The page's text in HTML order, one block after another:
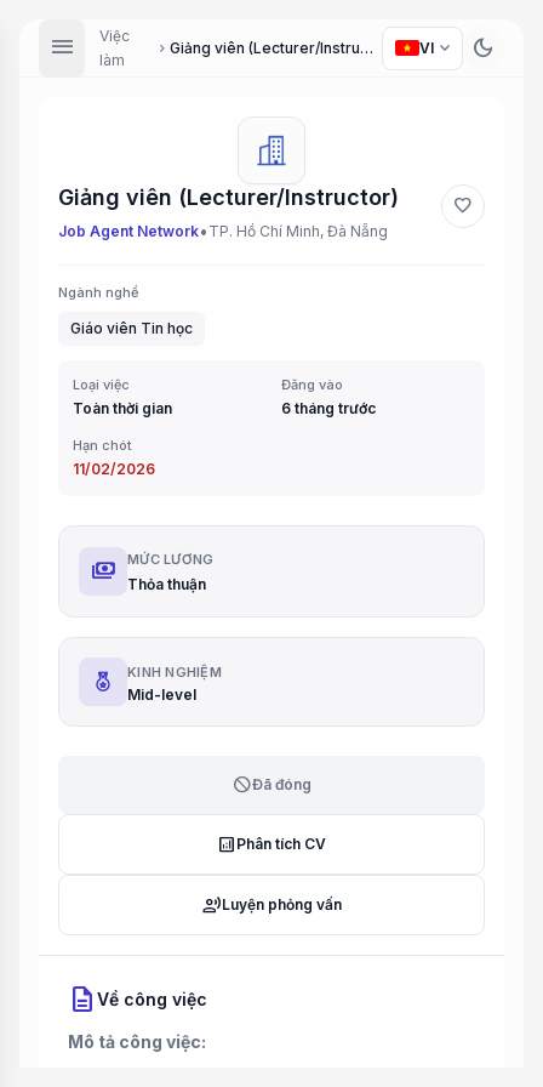
menu
Việc
làm
chevron_right Giảng viên (Lecturer/Instructor) VI expand_more dark_mode
Giảng viên (Lecturer/Instructor)
Job Agent Network• TP. Hồ Chí Minh, Đà Nẵng
favorite
Ngành nghề
Giáo viên Tin học
Loại việc
Toàn thời gian
Đăng vào
6 tháng trước
Hạn chót
11/02/2026
payments MỨC LƯƠNG
Thỏa thuận
KINH NGHIỆM
Mid-level
blockĐã đóng
analytics Phân tích CV
record_voice_overLuyện phỏng vấn
description Về công việc
Mô tả công việc: